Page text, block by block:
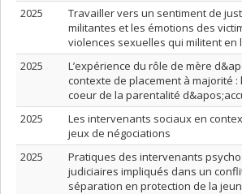
2025
Travailler vers un sentiment de
militantes et les émotions des
violences sexuelles qui militent en
2025
L’expérience du rôle de mère
contexte de placement à majorité
coeur de la parentalité
2025
Les intervenants sociaux en
jeux de négociations
2025
Pratiques des intervenants
judiciaires impliqués dans un
séparation en protection de la